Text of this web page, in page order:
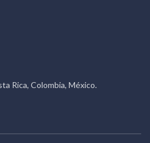
Rica, Colombia, México.